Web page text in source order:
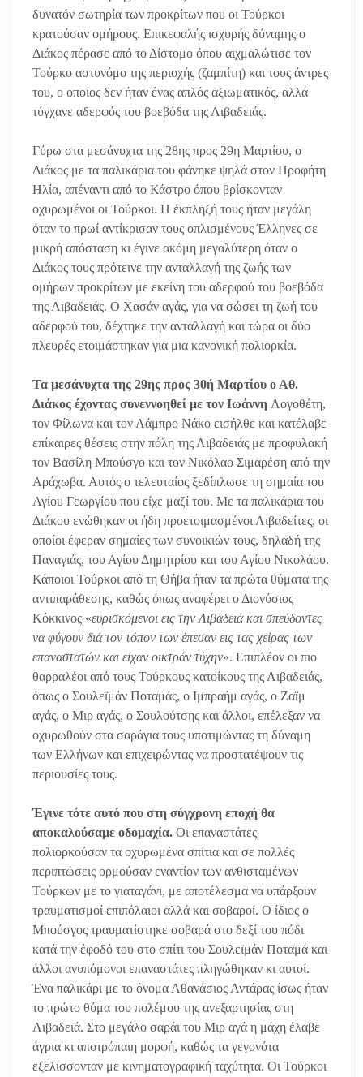
δυνατόν σωτηρία των προκρίτων που οι Τούρκοι
κρατούσαν ομήρους. Επικεφαλής ισχυρής δύναμης ο
Διάκος πέρασε από το Δίστομο όπου αιχμαλώτισε τον
Τούρκο αστυνόμο της περιοχής (ζαμπίτη) και τους άντρες
του, ο οποίος δεν ήταν ένας απλός αξιωματικός, αλλά
τύγχανε αδερφός του βοεβόδα της Λιβαδειάς.
Γύρω στα μεσάνυχτα της 28ης προς 29η Μαρτίου, ο
Διάκος με τα παλικάρια του φάνηκε ψηλά στον Προφήτη
Ηλία, απέναντι από το Κάστρο όπου βρίσκονταν
οχυρωμένοι οι Τούρκοι. Η έκπληξή τους ήταν μεγάλη
όταν το πρωί αντίκρισαν τους οπλισμένους Έλληνες σε
μικρή απόσταση κι έγινε ακόμη μεγαλύτερη όταν ο
Διάκος τους πρότεινε την ανταλλαγή της ζωής των
ομήρων προκρίτων με εκείνη του αδερφού του βοεβόδα
της Λιβαδειάς. Ο Χασάν αγάς, για να σώσει τη ζωή του
αδερφού του, δέχτηκε την ανταλλαγή και τώρα οι δύο
πλευρές ετοιμάστηκαν για μια κανονική πολιορκία.
Τα μεσάνυχτα της 29ης προς 30ή Μαρτίου ο Αθ.
Διάκος έχοντας συνεννοηθεί με τον Ιωάννη Λογοθέτη,
τον Φίλωνα και τον Λάμπρο Νάκο εισήλθε και κατέλαβε
επίκαιρες θέσεις στην πόλη της Λιβαδειάς με προφυλακή
τον Βασίλη Μπούσγο και τον Νικόλαο Σιμαρέση από την
Αράχωβα. Αυτός ο τελευταίος ξεδίπλωσε τη σημαία του
Αγίου Γεωργίου που είχε μαζί του. Με τα παλικάρια του
Διάκου ενώθηκαν οι ήδη προετοιμασμένοι Λιβαδείτες, οι
οποίοι έφεραν σημαίες των συνοικιών τους, δηλαδή της
Παναγιάς, του Αγίου Δημητρίου και του Αγίου Νικολάου.
Κάποιοι Τούρκοι από τη Θήβα ήταν τα πρώτα θύματα της
αντιπαράθεσης, καθώς όπως αναφέρει ο Διονύσιος
Κόκκινος «ευρισκόμενοι εις την Λιβαδειά και σπεύδοντες
να φύγουν διά τον τόπον των έπεσαν εις τας χείρας των
επαναστατών και είχαν οικτράν τύχην». Επιπλέον οι πιο
θαρραλέοι από τους Τούρκους κατοίκους της Λιβαδειάς,
όπως ο Σουλεϊμάν Ποταμάς, ο Ιμπραήμ αγάς, ο Ζαϊμ
αγάς, ο Μιρ αγάς, ο Σουλούτσης και άλλοι, επέλεξαν να
οχυρωθούν στα σαράγια τους υποτιμώντας τη δύναμη
των Ελλήνων και επιχειρώντας να προστατέψουν τις
περιουσίες τους.
Έγινε τότε αυτό που στη σύγχρονη εποχή θα
αποκαλούσαμε οδομαχία. Οι επαναστάτες
πολιορκούσαν τα οχυρωμένα σπίτια και σε πολλές
περιπτώσεις ορμούσαν εναντίον των ανθισταμένων
Τούρκων με το γιαταγάνι, με αποτέλεσμα να υπάρξουν
τραυματισμοί επιπόλαιοι αλλά και σοβαροί. Ο ίδιος ο
Μπούσγος τραυματίστηκε σοβαρά στο δεξί του πόδι
κατά την έφοδό του στο σπίτι του Σουλεϊμάν Ποταμά και
άλλοι ανυπόμονοι επαναστάτες πληγώθηκαν κι αυτοί.
Ένα παλικάρι με το όνομα Αθανάσιος Αντάρας ίσως ήταν
το πρώτο θύμα του πολέμου της ανεξαρτησίας στη
Λιβαδειά. Στο μεγάλο σαράι του Μιρ αγά η μάχη έλαβε
άγρια κι αποτρόπαιη μορφή, καθώς τα γεγονότα
εξελίσσονταν με κινηματογραφική ταχύτητα. Οι Τούρκοι